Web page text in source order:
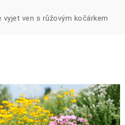
vyjet ven s růžovým kočárkem